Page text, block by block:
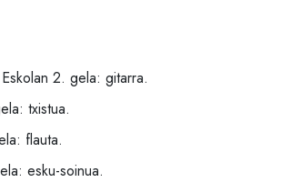
2. gela: gitarra.
txistua.
flauta.
esku-soinua.